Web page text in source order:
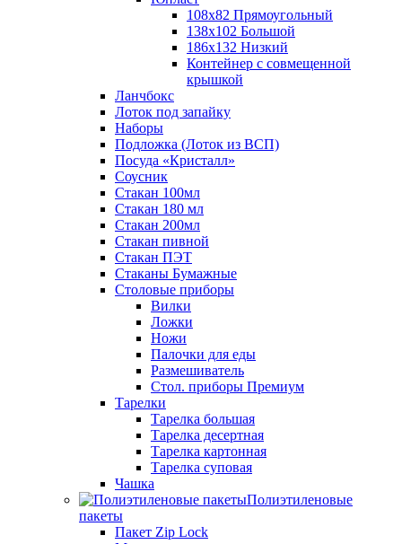
108х82 Прямоугольный
138х102 Большой
186х132 Низкий
Контейнер с совмещенной
крышкой
Ланчбокс
Лоток под запайку
Наборы
Подложка (Лоток из ВСП)
Посуда «Кристалл»
Соусник
Стакан 100мл
Стакан 180 мл
Стакан 200мл
Стакан пивной
Стакан ПЭТ
Стаканы Бумажные
Столовые приборы
Вилки
Ложки
Ножи
Палочки для еды
Размешиватель
Стол. приборы Премиум
Тарелки
Тарелка большая
Тарелка десертная
Тарелка картонная
Тарелка суповая
Чашка
Полиэтиленовые
пакеты
Пакет Zip Lock